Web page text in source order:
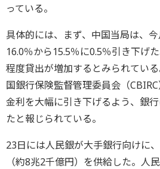
っている。
具体的には、まず、中国当局は、
16.0％から15.5％に0.5％引き下げ
程度貸出が増加するとみられてい
国銀行保険監督管理委員会（
金利を大幅に引き下げるよう、銀
たと報じられている。
23日には人民銀が大手銀行向けに
（約8兆2千億円）を供給した。人